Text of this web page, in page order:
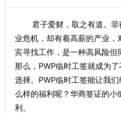
君子爱财，取之有道。菲
业危机，却有着高薪的产业
宾寻找工作，是一种高风险但
那么，PWP临时工签就成为
选择。PWP临时工签能让我
么样的福利呢？华商签证的小
利。